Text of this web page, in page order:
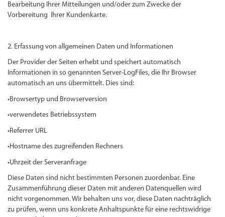
Bearbeitung Ihrer Mitteilungen und/oder zum Zwecke der
Vorbereitung Ihrer Kundenkarte.
2. Erfassung von allgemeinen Daten und Informationen
Der Provider der Seiten erhebt und speichert automatisch
Informationen in so genannten Server-LogFiles, die Ihr Browser
automatisch an uns übermittelt. Dies sind:
•Browsertyp und Browserversion
•verwendetes Betriebssystem
•Referrer URL
•Hostname des zugreifenden Rechners
•Uhrzeit der Serveranfrage
Diese Daten sind nicht bestimmten Personen zuordenbar. Eine
Zusammenführung dieser Daten mit anderen Datenquellen wird
nicht vorgenommen. Wir behalten uns vor, diese Daten nachträglich
zu prüfen, wenn uns konkrete Anhaltspunkte für eine rechtswidrige